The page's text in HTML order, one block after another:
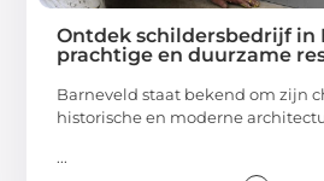
Ontdek schildersbedrijf in
prachtige en duurzame
Barneveld staat bekend om zijn
historische en moderne
...